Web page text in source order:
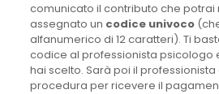
comunicato il contributo che potrai
assegnato un codice univoco
alfanumerico di 12 caratteri). Ti
codice al professionista psicologo
hai scelto. Sarà poi il
procedura per ricevere il